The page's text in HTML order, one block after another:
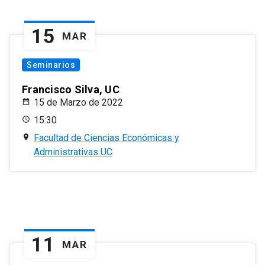
15 MAR
Seminarios
Francisco Silva, UC
15 de Marzo de 2022
15:30
Facultad de Ciencias Económicas y
Administrativas UC
11 MAR